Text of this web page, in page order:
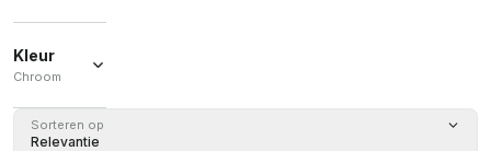
Kleur
Chroom
(26)
Sorteren op
Relevantie